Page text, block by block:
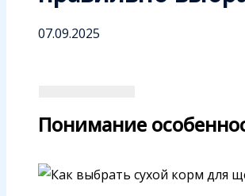
07.09.2025
Понимание